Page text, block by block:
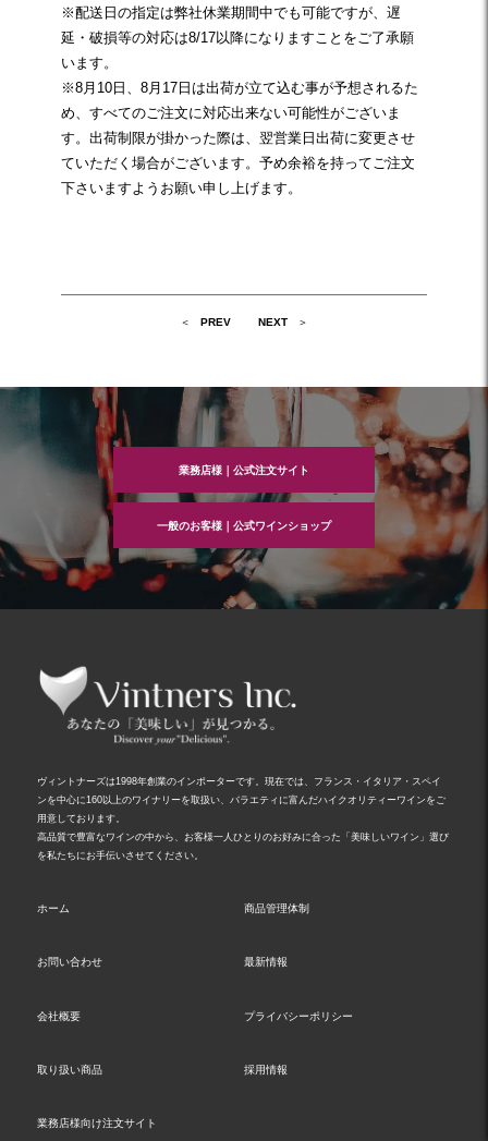
※配送日の指定は弊社休業期間中でも可能ですが、遅
延・破損等の対応は8/17以降になりますことをご了承願
います。
※8月10日、8月17日は出荷が立て込む事が予想されるた
め、すべてのご注文に対応出来ない可能性がございま
す。出荷制限が掛かった際は、翌営業日出荷に変更させ
ていただく場合がございます。予め余裕を持ってご注文
下さいますようお願い申し上げます。
ゲ
PREV NEXT
業務店様｜公式注文サイト
一般のお客様｜公式ワインショップ
ヴィントナーズは1998年創業のインポーターです。現在では、フランス・イタリア・スペイ
ンを中心に160以上のワイナリーを取扱い、バラエティに富んだハイクオリティーワインをご
用意しております。
高品質で豊富なワインの中から、お客様一人ひとりのお好みに合った「美味しいワイン」選び
を私たちにお手伝いさせてください。
ホーム 商品管理体制
お問い合わせ 最新情報
会社概要 プライバシーポリシー
取り扱い商品 採用情報
業務店様向け注文サイト